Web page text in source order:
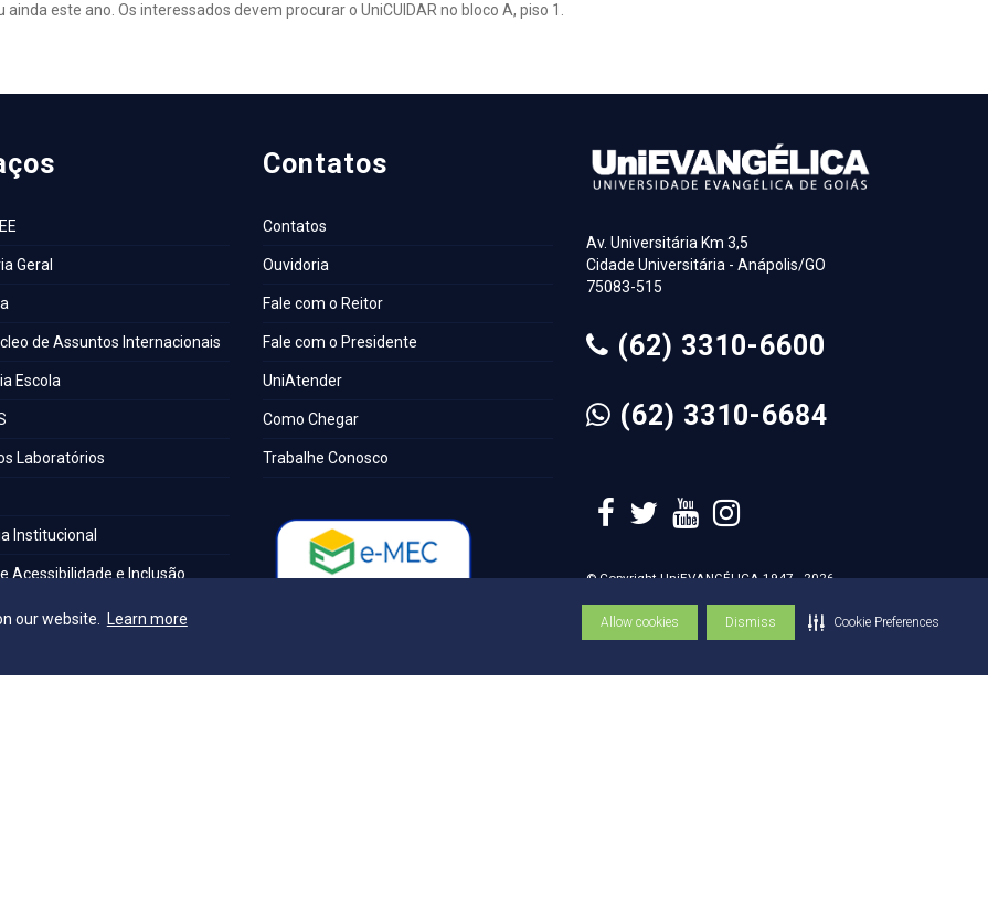
our website. Learn more Allow cookies Dismiss Cookie Preferences
este ano. Os interessados devem procurar o UniCUIDAR no bloco A, piso 1.
Geral
de Assuntos Internacionais
Escola
Laboratórios
Institucional
Acessibilidade e Inclusão
Técnica de Seleção
Contatos
Contatos
Ouvidoria
Fale com o Reitor
Fale com o Presidente
UniAtender
Como Chegar
Trabalhe Conosco
Av. Universitária Km 3,5
Cidade Universitária - Anápolis/GO
75083-515
(62) 3310-6600
(62) 3310-6684
© Copyright UniEVANGÉLICA 1947 - 2026